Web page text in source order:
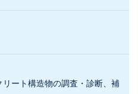
リート構造物の調査・診断、補